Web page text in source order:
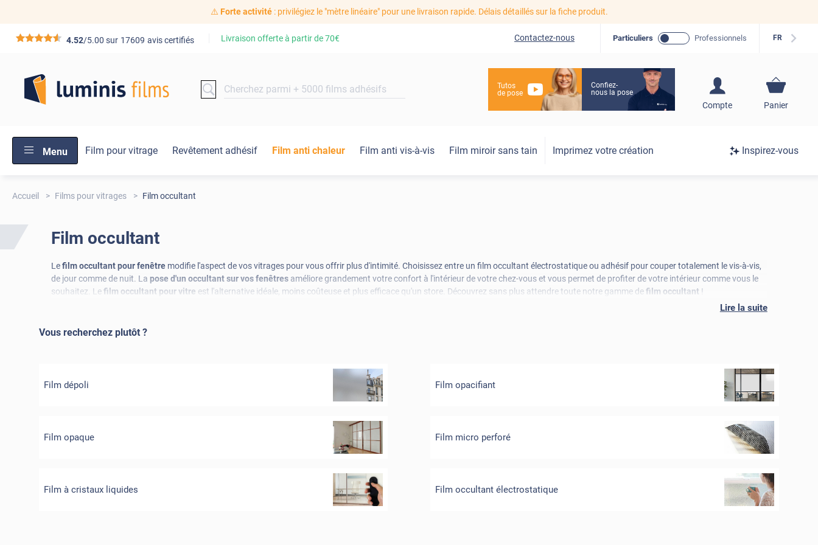
⚠️ Forte activité: privilégiez le "mètre linéaire" pour une livraison rapide. Délais détaillés sur la fiche produit.
*****4.52/5.00 sur 17609 avis certifiés Livraison offerte à partir de70€ Contactez-nous Particuliers Professionnels FR
Tutos
de pose
Confiez-
nous la pose
Compte
S'inscrire / Se
Panier
Menu Film pour vitrage Revêtement adhésif Film anti chaleur Film anti vis-à-vis Film miroir sans tain Imprimez votre création Inspirez-vous
Accueil Films pour vitrages Film occultant
Film occultant
Lefilm occultant pour fenêtre modifie l'aspect de vos vitrages pour vous offrir plus d'intimité. Choisissez entre un film occultant électrostatique ou adhésif pour couper totalement le vis-à-vis,
de jour comme de nuit. La pose d'un occultant sur vos fenêtres améliore grandement votre confort à l'intérieur de votre chez-vous et vous permet de profiter de votre intérieur comme vous le
souhaitez. Lefilm occultant pour vitre est l'alternative idéale, moins coûteuse et plus efficace qu'un store. Découvrez sans plus attendre toute notre gamme defilm occultant !
Lire la suite
Vous recherchez plutôt ?
Film dépoli Film opacifiant
Film opaque Film micro perforé
Film à cristaux liquides Film occultant électrostatique